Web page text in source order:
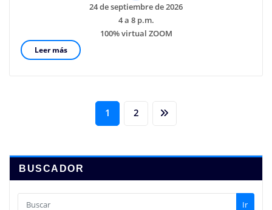
24 de septiembre de 2026
4 a 8 p.m.
100% virtual ZOOM
Leer más
Paginación
entradas
1 2
BUSCADOR
Ir